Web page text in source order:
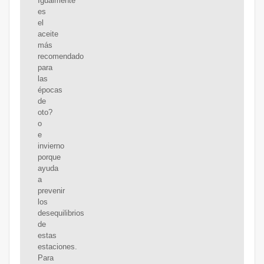
es
el
aceite
más
recomendado
para
las
épocas
de
oto?
o
e
invierno
porque
ayuda
a
prevenir
los
desequilibrios
de
estas
estaciones.
Para